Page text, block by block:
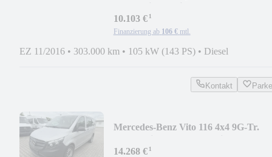
10.103 €¹
Finanzierung ab 106 € mtl.
EZ 11/2016 • 303.000 km • 105 kW (143 PS) • Diesel
Kontakt
Mercedes-Benz Vito 116 4x4 9G-Tr.
14.268 €¹